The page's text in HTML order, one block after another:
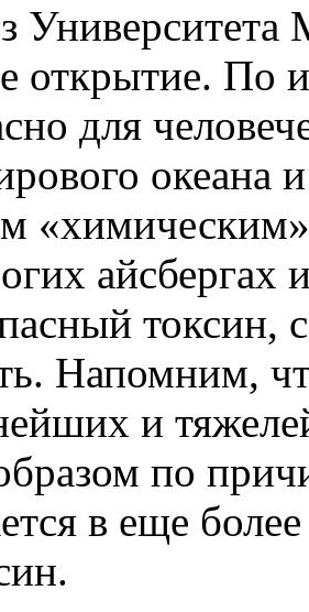
Университета
открытие. По
для
океана
токсин,
Напомним,
и
по
в еще